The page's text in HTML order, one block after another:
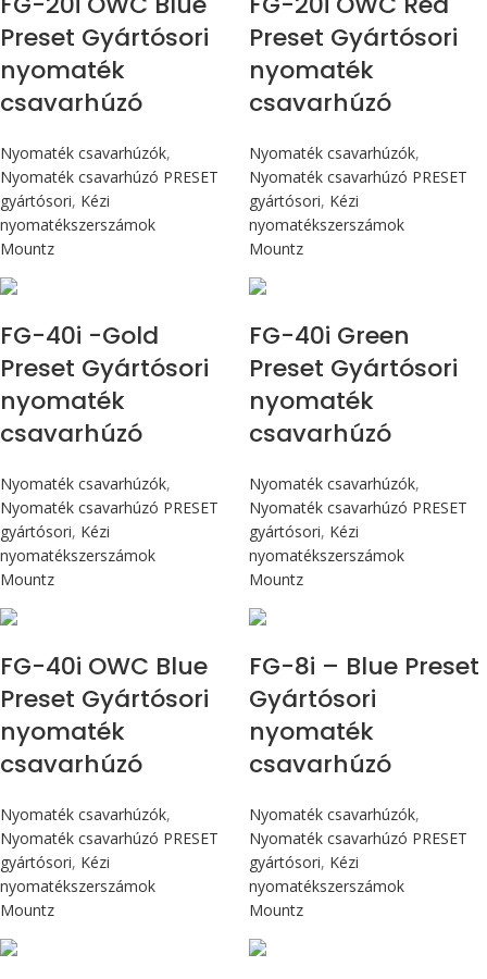
Preset Gyártósori
nyomaték
csavarhúzó
Nyomaték csavarhúzók,
Nyomaték csavarhúzó PRESET
gyártósori, Kézi
nyomatékszerszámok
Mountz
Preset Gyártósori
nyomaték
csavarhúzó
Nyomaték csavarhúzók,
Nyomaték csavarhúzó PRESET
gyártósori, Kézi
nyomatékszerszámok
Mountz
FG-40i -Gold
Preset Gyártósori
nyomaték
csavarhúzó
Nyomaték csavarhúzók,
Nyomaték csavarhúzó PRESET
gyártósori, Kézi
nyomatékszerszámok
Mountz
FG-40i Green
Preset Gyártósori
nyomaték
csavarhúzó
Nyomaték csavarhúzók,
Nyomaték csavarhúzó PRESET
gyártósori, Kézi
nyomatékszerszámok
Mountz
FG-40i OWC Blue
Preset Gyártósori
nyomaték
csavarhúzó
Nyomaték csavarhúzók,
Nyomaték csavarhúzó PRESET
gyártósori, Kézi
nyomatékszerszámok
Mountz
FG-8i – Blue Preset
Gyártósori
nyomaték
csavarhúzó
Nyomaték csavarhúzók,
Nyomaték csavarhúzó PRESET
gyártósori, Kézi
nyomatékszerszámok
Mountz